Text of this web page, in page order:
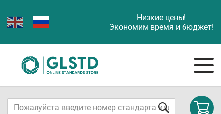
Низкие цены!
Экономим время и бюджет!